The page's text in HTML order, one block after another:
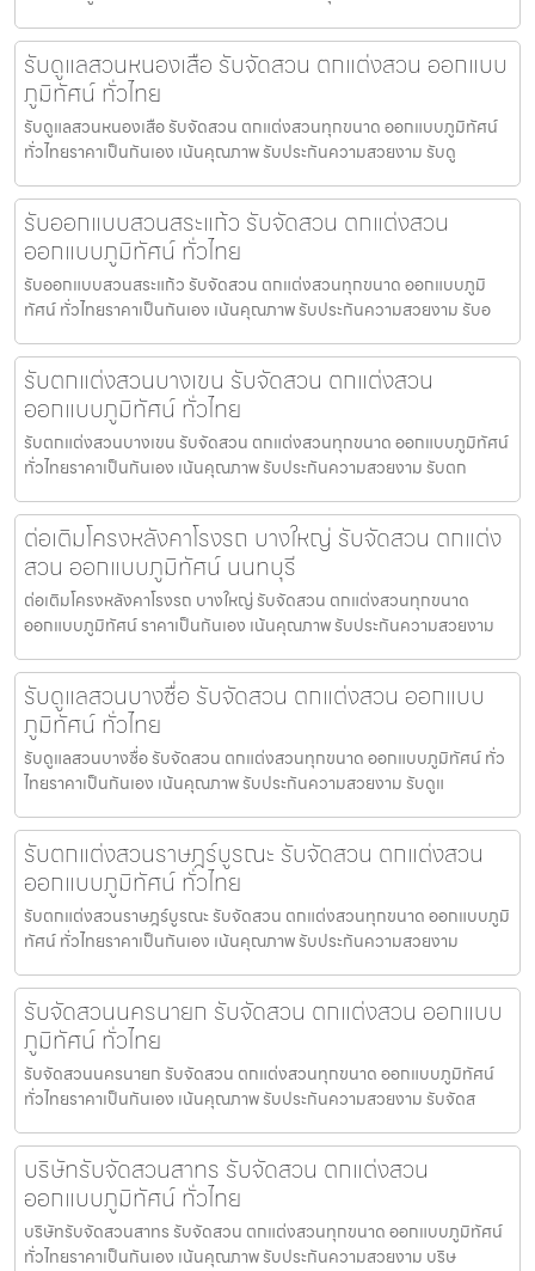
รับดูแลสวนหนองเสือ รับจัดสวน ตกแต่งสวน ออกแบบ
ภูมิทัศน์ ทั่วไทย
รับดูแลสวนหนองเสือ รับจัดสวน ตกแต่งสวนทุกขนาด ออกแบบภูมิทัศน์
ทั่วไทยราคาเป็นกันเอง เน้นคุณภาพ รับประกันความสวยงาม รับดู
รับออกแบบสวนสระแก้ว รับจัดสวน ตกแต่งสวน
ออกแบบภูมิทัศน์ ทั่วไทย
รับออกแบบสวนสระแก้ว รับจัดสวน ตกแต่งสวนทุกขนาด ออกแบบภูมิ
ทัศน์ ทั่วไทยราคาเป็นกันเอง เน้นคุณภาพ รับประกันความสวยงาม รับอ
รับตกแต่งสวนบางเขน รับจัดสวน ตกแต่งสวน
ออกแบบภูมิทัศน์ ทั่วไทย
รับตกแต่งสวนบางเขน รับจัดสวน ตกแต่งสวนทุกขนาด ออกแบบภูมิทัศน์
ทั่วไทยราคาเป็นกันเอง เน้นคุณภาพ รับประกันความสวยงาม รับตก
ต่อเติมโครงหลังคาโรงรถ บางใหญ่ รับจัดสวน ตกแต่ง
สวน ออกแบบภูมิทัศน์ นนทบุรี
ต่อเติมโครงหลังคาโรงรถ บางใหญ่ รับจัดสวน ตกแต่งสวนทุกขนาด
ออกแบบภูมิทัศน์ ราคาเป็นกันเอง เน้นคุณภาพ รับประกันความสวยงาม
รับดูแลสวนบางซื่อ รับจัดสวน ตกแต่งสวน ออกแบบ
ภูมิทัศน์ ทั่วไทย
รับดูแลสวนบางซื่อ รับจัดสวน ตกแต่งสวนทุกขนาด ออกแบบภูมิทัศน์ ทั่ว
ไทยราคาเป็นกันเอง เน้นคุณภาพ รับประกันความสวยงาม รับดูแ
รับตกแต่งสวนราษฎร์บูรณะ รับจัดสวน ตกแต่งสวน
ออกแบบภูมิทัศน์ ทั่วไทย
รับตกแต่งสวนราษฎร์บูรณะ รับจัดสวน ตกแต่งสวนทุกขนาด ออกแบบภูมิ
ทัศน์ ทั่วไทยราคาเป็นกันเอง เน้นคุณภาพ รับประกันความสวยงาม
รับจัดสวนนครนายก รับจัดสวน ตกแต่งสวน ออกแบบ
ภูมิทัศน์ ทั่วไทย
รับจัดสวนนครนายก รับจัดสวน ตกแต่งสวนทุกขนาด ออกแบบภูมิทัศน์
ทั่วไทยราคาเป็นกันเอง เน้นคุณภาพ รับประกันความสวยงาม รับจัดส
บริษัทรับจัดสวนสาทร รับจัดสวน ตกแต่งสวน
ออกแบบภูมิทัศน์ ทั่วไทย
บริษัทรับจัดสวนสาทร รับจัดสวน ตกแต่งสวนทุกขนาด ออกแบบภูมิทัศน์
ทั่วไทยราคาเป็นกันเอง เน้นคุณภาพ รับประกันความสวยงาม บริษ